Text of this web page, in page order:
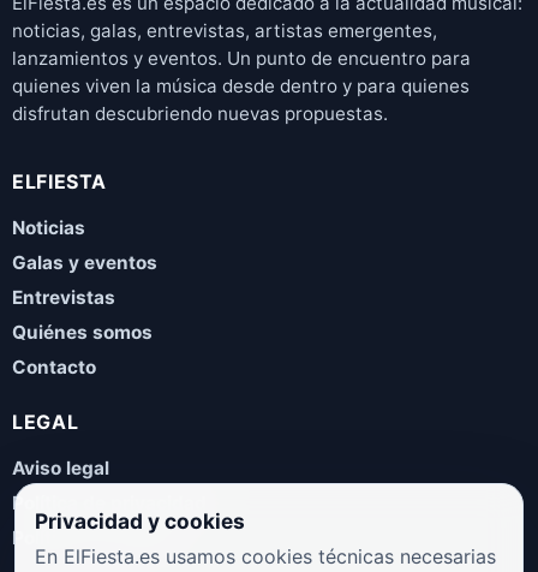
noticias, galas, entrevistas, artistas emergentes,
lanzamientos y eventos. Un punto de encuentro para
quienes viven la música desde dentro y para quienes
disfrutan descubriendo nuevas propuestas.
ELFIESTA
Noticias
Galas y eventos
Entrevistas
Quiénes somos
Contacto
LEGAL
Aviso legal
Política de privacidad
Política de cookies
Privacidad y cookies
En ElFiesta.es usamos cookies técnicas necesarias